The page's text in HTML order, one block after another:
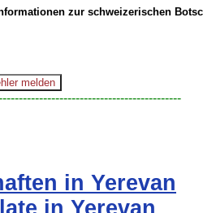
zur schweizerischen
in Yerevan
in Yerevan